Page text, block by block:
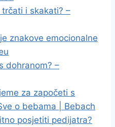
i skakati? –
znakove emocionalne
dohranom? –
za započeti s
o bebama | Bebach
posjetiti pedijatra?